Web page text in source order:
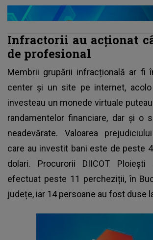
Infractorii au acționat
de profesional
Membrii grupării infracțională ar fi
center și un site pe internet,
investeau un monede virtuale
randamentelor financiare, dar și o
neadevărate. Valoarea
care au investit bani este de peste
dolari. Procurorii DIICOT
efectuat peste 11 percheziții, în
județe, iar 14 persoane au fost duse